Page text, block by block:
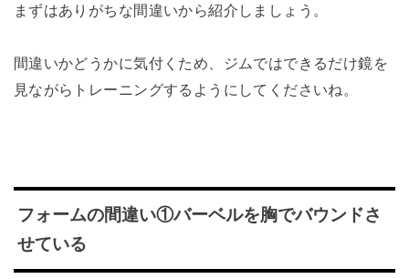
まずはありがちな間違いから紹介しましょう。
間違いかどうかに気付くため、ジムではできるだけ鏡を
見ながらトレーニングするようにしてくださいね。
フォームの間違い①バーベルを胸でバウンドさ
せている